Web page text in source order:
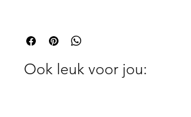
Ook leuk voor jou: